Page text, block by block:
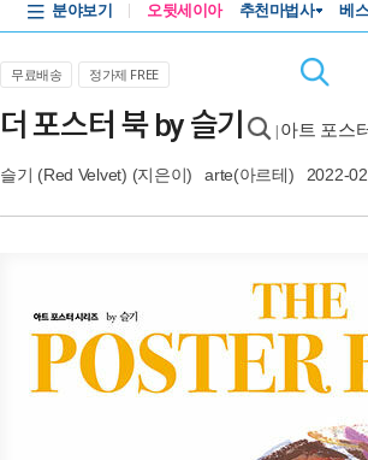
분야보기 오뒷세이아 추천마법사 베
무료배송 정가제 FREE
더 포스터 북 by 슬기 아트 포스
슬기 (Red Velvet) (지은이) arte(아르테) 2022-